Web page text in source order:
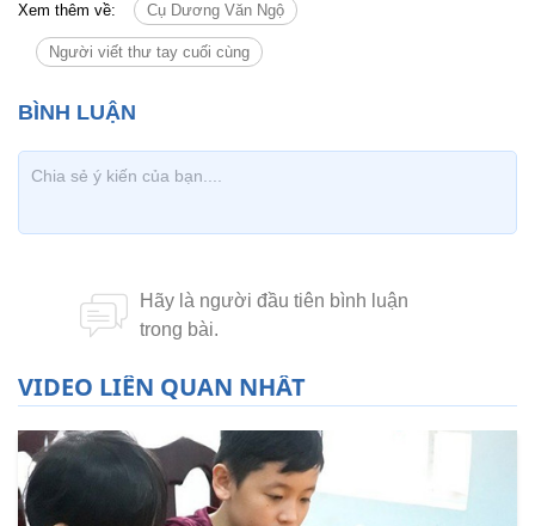
Xem thêm về: Cụ Dương Văn Ngộ
Người viết thư tay cuối cùng
VIDEO LIÊN QUAN NHẤT